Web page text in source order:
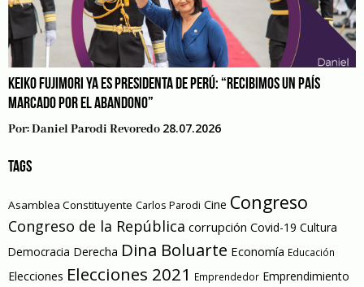
KEIKO FUJIMORI YA ES PRESIDENTA DE PERÚ: “RECIBIMOS UN PAÍS
MARCADO POR EL ABANDONO”
Por:Daniel Parodi Revoredo 28.07.2026
TAGS
Asamblea Constituyente Carlos Parodi Cine Congreso
Congreso de la República corrupción Covid-19 Cultura
Democracia Derecha Dina Boluarte Economía Educación
Elecciones Elecciones 2021 Emprendedor Emprendimiento